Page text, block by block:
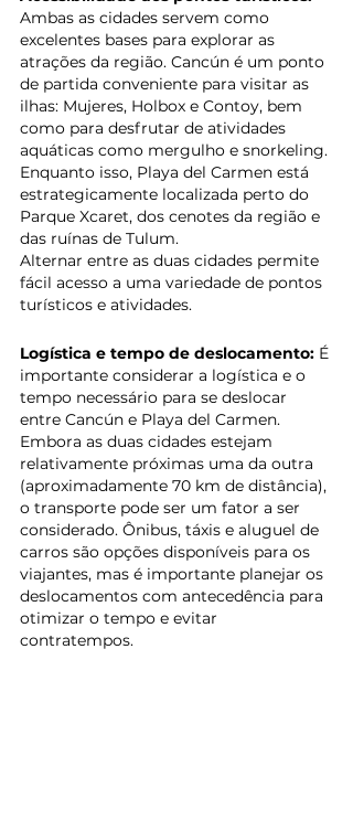
Ambas as cidades servem como
excelentes bases para explorar as
atrações da região. Cancún é um ponto
de partida conveniente para visitar as
ilhas: Mujeres, Holbox e Contoy, bem
como para desfrutar de atividades
aquáticas como mergulho e snorkeling.
Enquanto isso, Playa del Carmen está
estrategicamente localizada perto do
Parque Xcaret, dos cenotes da região e
das ruínas de Tulum.
Alternar entre as duas cidades permite
fácil acesso a uma variedade de pontos
turísticos e atividades.
Logística e tempo de deslocamento: É
importante considerar a logística e o
tempo necessário para se deslocar
entre Cancún e Playa del Carmen.
Embora as duas cidades estejam
relativamente próximas uma da outra
(aproximadamente 70 km de distância),
o transporte pode ser um fator a ser
considerado. Ônibus, táxis e aluguel de
carros são opções disponíveis para os
viajantes, mas é importante planejar os
deslocamentos com antecedência para
otimizar o tempo e evitar
contratempos.